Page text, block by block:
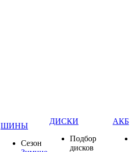
ШИНЫ
Сезон
ДИСКИ
Подбор
дисков
АКБ